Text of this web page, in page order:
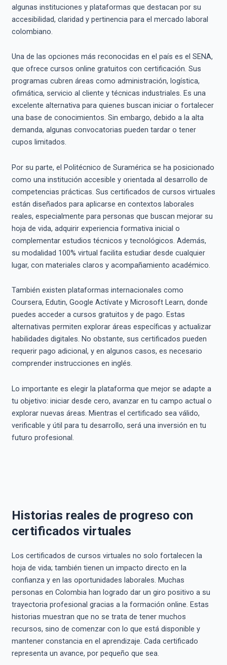
algunas instituciones y plataformas que destacan por su
accesibilidad, claridad y pertinencia para el mercado laboral
colombiano.
Una de las opciones más reconocidas en el país es el SENA,
que ofrece cursos online gratuitos con certificación. Sus
programas cubren áreas como administración, logística,
ofimática, servicio al cliente y técnicas industriales. Es una
excelente alternativa para quienes buscan iniciar o fortalecer
una base de conocimientos. Sin embargo, debido a la alta
demanda, algunas convocatorias pueden tardar o tener
cupos limitados.
Por su parte, el Politécnico de Suramérica se ha posicionado
como una institución accesible y orientada al desarrollo de
competencias prácticas. Sus certificados de cursos virtuales
están diseñados para aplicarse en contextos laborales
reales, especialmente para personas que buscan mejorar su
hoja de vida, adquirir experiencia formativa inicial o
complementar estudios técnicos y tecnológicos. Además,
su modalidad 100% virtual facilita estudiar desde cualquier
lugar, con materiales claros y acompañamiento académico.
También existen plataformas internacionales como
Coursera, Edutin, Google Actívate y Microsoft Learn, donde
puedes acceder a cursos gratuitos y de pago. Estas
alternativas permiten explorar áreas específicas y actualizar
habilidades digitales. No obstante, sus certificados pueden
requerir pago adicional, y en algunos casos, es necesario
comprender instrucciones en inglés.
Lo importante es elegir la plataforma que mejor se adapte a
tu objetivo: iniciar desde cero, avanzar en tu campo actual o
explorar nuevas áreas. Mientras el certificado sea válido,
verificable y útil para tu desarrollo, será una inversión en tu
futuro profesional.
Historias reales de progreso con
certificados virtuales
Los certificados de cursos virtuales no solo fortalecen la
hoja de vida; también tienen un impacto directo en la
confianza y en las oportunidades laborales. Muchas
personas en Colombia han logrado dar un giro positivo a su
trayectoria profesional gracias a la formación online. Estas
historias muestran que no se trata de tener muchos
recursos, sino de comenzar con lo que está disponible y
mantener constancia en el aprendizaje. Cada certificado
representa un avance, por pequeño que sea.